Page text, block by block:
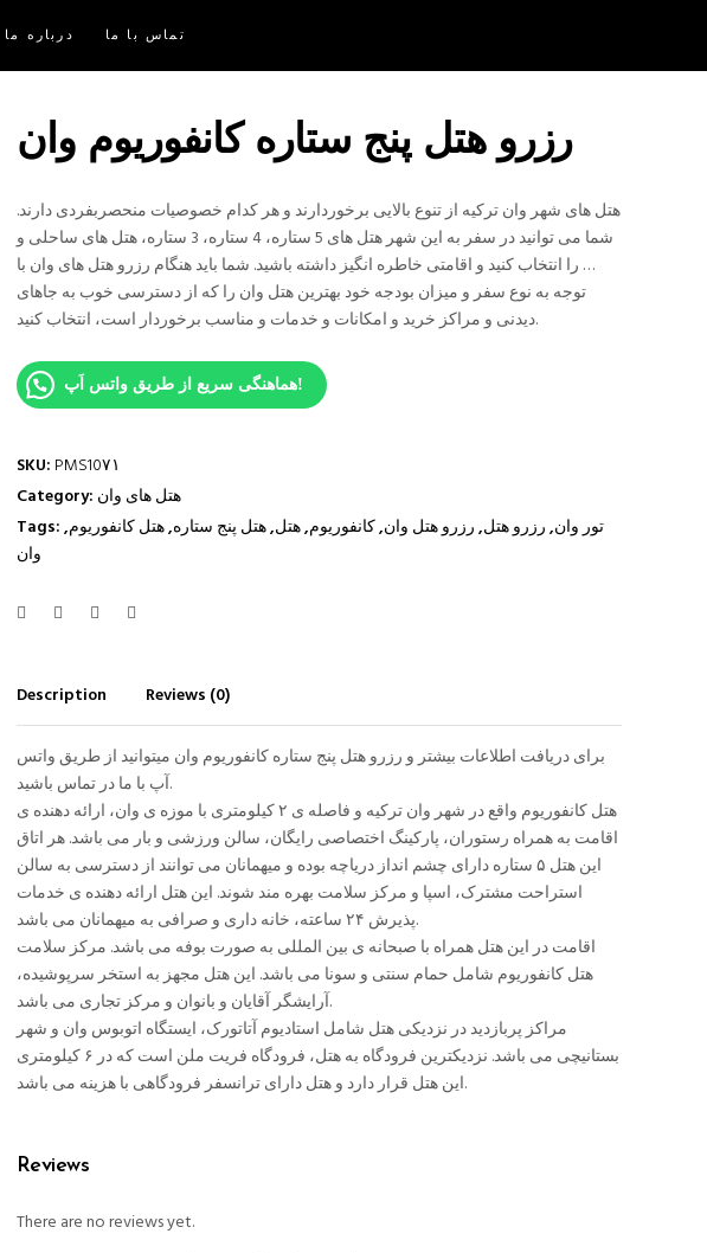
درباره ما تماس با ما
رزرو هتل پنج ستاره کانفوریوم وان
هتل های شهر وان ترکیه از تنوع بالایی برخوردارند و هر کدام خصوصیات منحصربفردی دارند.
شما می توانید در سفر به این شهر هتل های 5 ستاره، 4 ستاره، 3 ستاره، هتل های ساحلی و
… را انتخاب کنید و اقامتی خاطره انگیز داشته باشید. شما باید هنگام رزرو هتل های وان با
توجه به نوع سفر و میزان بودجه خود بهترین هتل وان را که از دسترسی خوب به جاهای
دیدنی و مراکز خرید و امکانات و خدمات و مناسب برخوردار است، انتخاب کنید.
هماهنگی سریع از طریق واتس اَپ!
SKU: PMS10۷۱
Category: هتل های وان
Tags:
تور وان,رزرو هتل,رزرو هتل وان,کانفوریوم,هتل,هتل پنج ستاره,هتل کانفوریوم,
وان
Description Reviews (0)
برای دریافت اطلاعات بیشتر و رزرو هتل پنج ستاره کانفوریوم وان میتوانید از طریق واتس
آپ با ما در تماس باشید.
هتل کانفوریوم واقع در شهر وان ترکیه و فاصله ی ۲ کیلومتری با موزه ی وان، ارائه دهنده ی
اقامت به همراه رستوران، پارکینگ اختصاصی رایگان، سالن ورزشی و بار می باشد. هر اتاق
این هتل ۵ ستاره دارای چشم انداز دریاچه بوده و میهمانان می توانند از دسترسی به سالن
استراحت مشترک، اسپا و مرکز سلامت بهره مند شوند. این هتل ارائه دهنده ی خدمات
پذیرش ۲۴ ساعته، خانه داری و صرافی به میهمانان می باشد.
اقامت در این هتل همراه با صبحانه ی بین المللی به صورت بوفه می باشد. مرکز سلامت
هتل کانفوریوم شامل حمام سنتی و سونا می باشد. این هتل مجهز به استخر سرپوشیده،
آرایشگر آقایان و بانوان و مرکز تجاری می باشد.
مراکز پربازدید در نزدیکی هتل شامل استادیوم آتاتورک، ایستگاه اتوبوس وان و شهر
بستانیچی می باشد. نزدیکترین فرودگاه به هتل، فرودگاه فریت ملن است که در ۶ کیلومتری
این هتل قرار دارد و هتل دارای ترانسفر فرودگاهی با هزینه می باشد.
Reviews
There are no reviews yet.